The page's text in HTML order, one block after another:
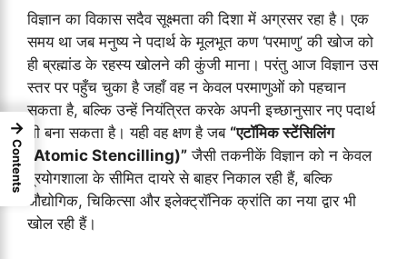
विज्ञान का विकास सदैव सूक्ष्मता की दिशा में अग्रसर रहा है। एक
समय था जब मनुष्य ने पदार्थ के मूलभूत कण ‘परमाणु’ की खोज को
ही ब्रह्मांड के रहस्य खोलने की कुंजी माना। परंतु आज विज्ञान उस
स्तर पर पहुँच चुका है जहाँ वह न केवल परमाणुओं को पहचान
सकता है, बल्कि उन्हें नियंत्रित करके अपनी इच्छानुसार नए पदार्थ
भी बना सकता है। यही वह क्षण है जब “एटॉमिक स्टेंसिलिंग
(Atomic Stencilling)” जैसी तकनीकें विज्ञान को न केवल
प्रयोगशाला के सीमित दायरे से बाहर निकाल रही हैं, बल्कि
औद्योगिक, चिकित्सा और इलेक्ट्रॉनिक क्रांति का नया द्वार भी
खोल रही हैं।
→
Contents